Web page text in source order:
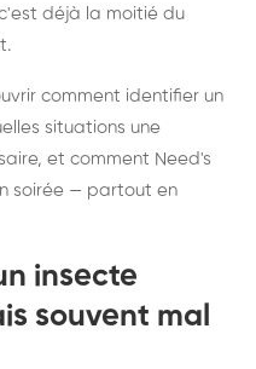
déjà la moitié du
comment identifier un
situations une
et comment Need's
soirée — partout en
insecte
souvent mal